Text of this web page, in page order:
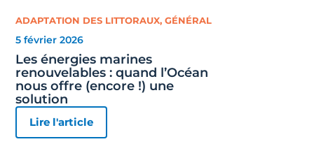
ADAPTATION DES LITTORAUX,GÉNÉRAL
5 février 2026
Les énergies marines
renouvelables : quand l’Océan
nous offre (encore !) une
solution
Lire l'article